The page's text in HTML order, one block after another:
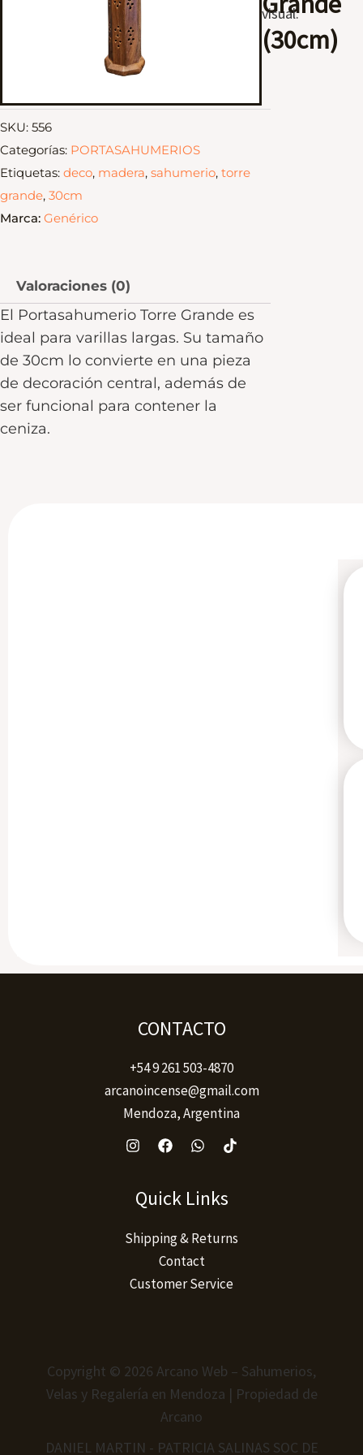
(30cm)
visual.
SKU: 556
Categorías: PORTASAHUMERIOS
Etiquetas: deco, madera, sahumerio, torre
grande, 30cm
Marca: Genérico
Valoraciones (0)
El Portasahumerio Torre Grande es
ideal para varillas largas. Su tamaño
de 30cm lo convierte en una pieza
de decoración central, además de
ser funcional para contener la
ceniza.
CONTACTO
+54 9 261 503-4870
arcanoincense@gmail.com
Mendoza, Argentina
Quick Links
Shipping & Returns
Contact
Customer Service
Copyright © 2026 Arcano Web – Sahumerios,
Velas y Regalería en Mendoza | Propiedad de
Arcano
DANIEL MARTIN - PATRICIA SALINAS SOC DE